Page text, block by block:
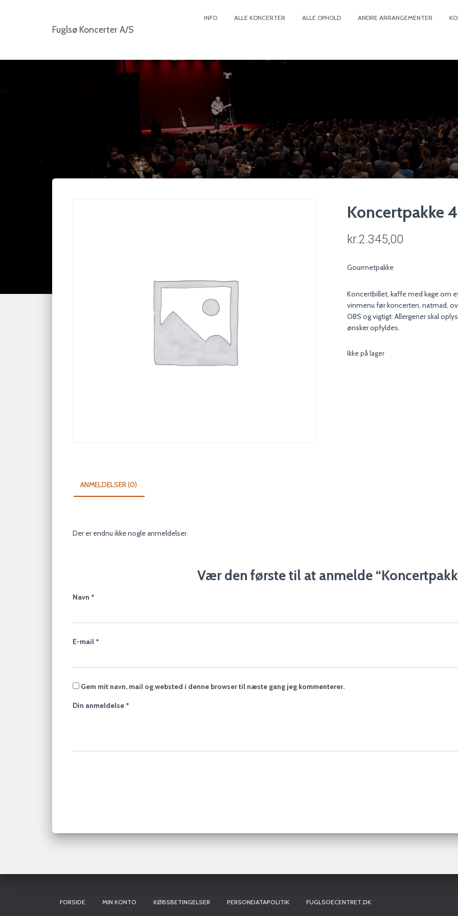
Fuglsø Koncerter A/S
INFO ALLE KONCERTER ALLE OPHOLD ANDRE ARRANGEMENTER
Koncertpakke
kr.2.345,00
Gourmetpakke
Koncertbillet, kaffe med kage om
vinmenu før koncerten, natmad,
OBS og vigtigt: Allergener skal
ønsker opfyldes.
Ikke på lager
ANMELDELSER (0)
Der er endnu ikke nogle anmeldelser.
Vær den første til at anmelde
Navn *
E-mail *
Gem mit navn, mail og websted i denne browser til næste gang jeg kommenterer.
Din anmeldelse *
FORSIDE MIN KONTO KØBSBETINGELSER PERSONDATAPOLITIK FUGLSOECENTRET.DK